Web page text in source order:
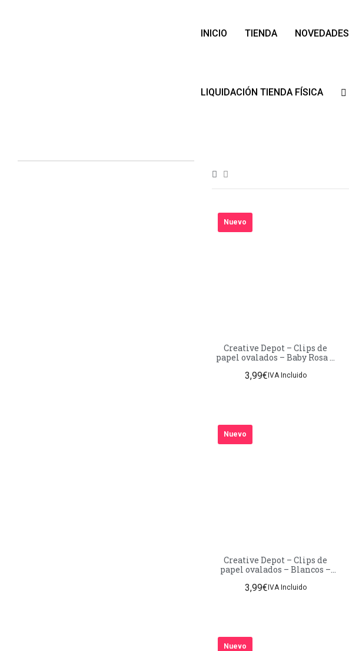
INICIO TIENDA NOVEDADES
LIQUIDACIÓN TIENDA FÍSICA
Nuevo
Creative Depot – Clips de
papel ovalados – Baby Rosa –
3,99€ IVA Incluido
Nuevo
Creative Depot – Clips de
papel ovalados – Blancos –
3,99€ IVA Incluido
Nuevo